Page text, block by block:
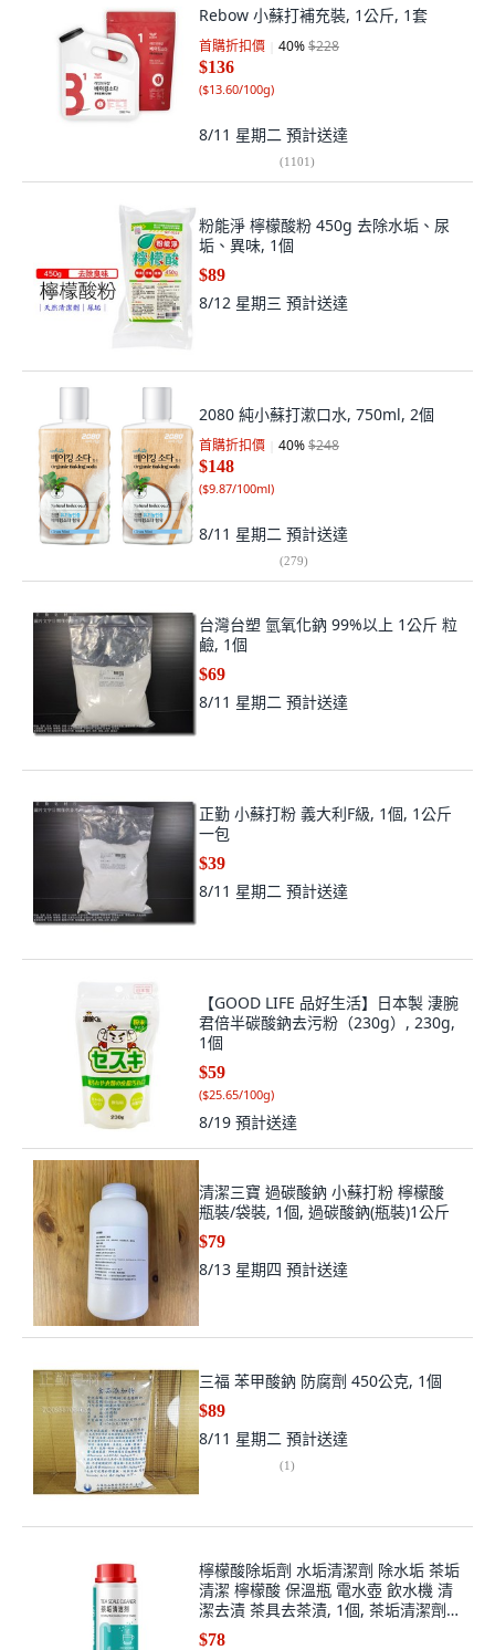
Rebow 小蘇打補充裝, 1公斤, 1套
首購折扣價 40%$228
$136
($13.60/100g)
8/11 星期二 預計送達
(1101)
粉能淨 檸檬酸粉 450g 去除水垢、尿
垢、異味, 1個
$89
8/12 星期三 預計送達
2080 純小蘇打漱口水, 750ml, 2個
首購折扣價 40%$248
$148
($9.87/100ml)
8/11 星期二 預計送達
(279)
台灣台塑 氫氧化鈉 99%以上 1公斤 粒
鹼, 1個
$69
8/11 星期二 預計送達
正勤 小蘇打粉 義大利F級, 1個, 1公斤
一包
$39
8/11 星期二 預計送達
【GOOD LIFE 品好生活】日本製 淒腕
君倍半碳酸鈉去污粉（230g）, 230g,
1個
$59
($25.65/100g)
8/19 預計送達
清潔三寶 過碳酸鈉 小蘇打粉 檸檬酸
瓶裝/袋裝, 1個, 過碳酸鈉(瓶裝)1公斤
$79
8/13 星期四 預計送達
三福 苯甲酸鈉 防腐劑 450公克, 1個
$89
8/11 星期二 預計送達
(1)
檸檬酸除垢劑 水垢清潔劑 除水垢 茶垢
清潔 檸檬酸 保溫瓶 電水壺 飲水機 清
潔去漬 茶具去茶漬, 1個, 茶垢清潔劑
【100g】
$78